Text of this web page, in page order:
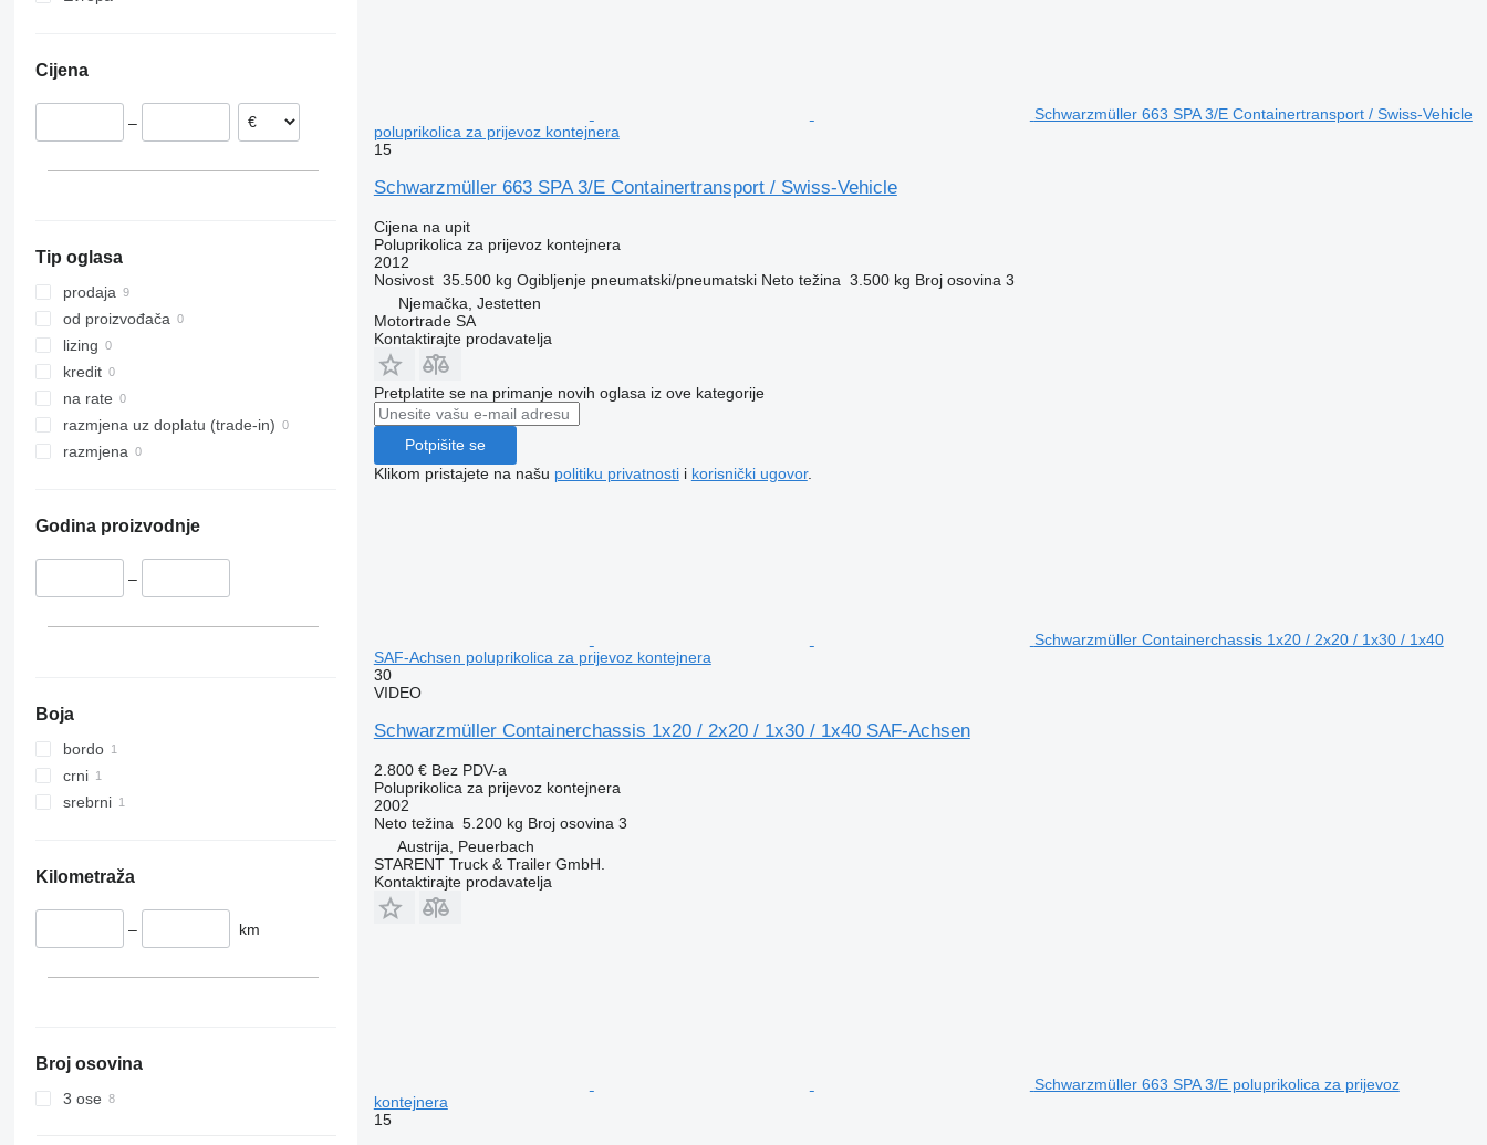
Grčka
Austrija
Cijena
–
Tip oglasa
prodaja
od proizvođača
lizing
kredit
na rate
razmjena uz doplatu (trade-in)
razmjena
Godina proizvodnje
–
Boja
bordo
crni
srebrni
Kilometraža
– km
Broj osovina
3 ose
Schwarzmüller 663 SPA 3/E Containertransport / Swiss-Vehicle
poluprikolica za prijevoz kontejnera
15
Schwarzmüller 663 SPA 3/E Containertransport / Swiss-Vehicle
Cijena na upit
Poluprikolica za prijevoz kontejnera
2012
Nosivost 35.500 kg Ogibljenje pneumatski/pneumatski Neto težina 3.500 kg Broj osovina 3
Njemačka, Jestetten
Motortrade SA
Kontaktirajte prodavatelja
Pretplatite se na primanje novih oglasa iz ove kategorije
Potpišite se
Klikom pristajete na našu politiku privatnostii korisnički ugovor.
Schwarzmüller Containerchassis 1x20 / 2x20 / 1x30 / 1x40
SAF-Achsen poluprikolica za prijevoz kontejnera
30
VIDEO
Schwarzmüller Containerchassis 1x20 / 2x20 / 1x30 / 1x40 SAF-Achsen
2.800 € Bez PDV-a
Poluprikolica za prijevoz kontejnera
2002
Neto težina 5.200 kg Broj osovina 3
Austrija, Peuerbach
STARENT Truck & Trailer GmbH.
Kontaktirajte prodavatelja
Schwarzmüller 663 SPA 3/E poluprikolica za prijevoz
kontejnera
15